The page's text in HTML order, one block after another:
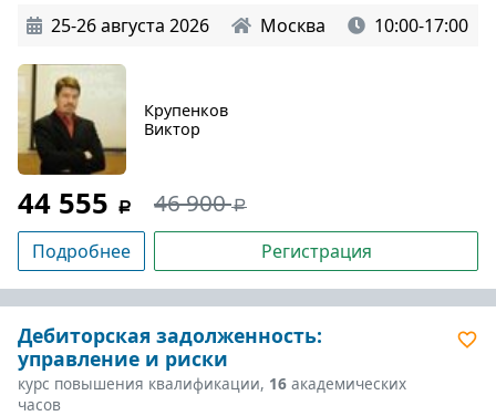
25-26 августа 2026 Москва 10:00-17:00
Крупенков
Виктор
44 555 46 900
Подробнее Регистрация
Дебиторская задолженность:
управление и риски
курс повышения квалификации, 16 академических
часов